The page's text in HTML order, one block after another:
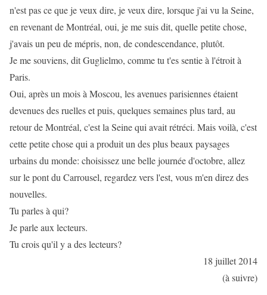
n'est pas ce que je veux dire, je veux dire, lorsque j'ai vu la Seine,
en revenant de Montréal, oui, je me suis dit, quelle petite chose,
j'avais un peu de mépris, non, de condescendance, plutôt.
Je me souviens, dit Guglielmo, comme tu t'es sentie à l'étroit à
Paris.
Oui, après un mois à Moscou, les avenues parisiennes étaient
devenues des ruelles et puis, quelques semaines plus tard, au
retour de Montréal, c'est la Seine qui avait rétréci. Mais voilà, c'est
cette petite chose qui a produit un des plus beaux paysages
urbains du monde: choisissez une belle journée d'octobre, allez
sur le pont du Carrousel, regardez vers l'est, vous m'en direz des
nouvelles.
Tu parles à qui?
Je parle aux lecteurs.
Tu crois qu'il y a des lecteurs?
18 juillet 2014
(à suivre)